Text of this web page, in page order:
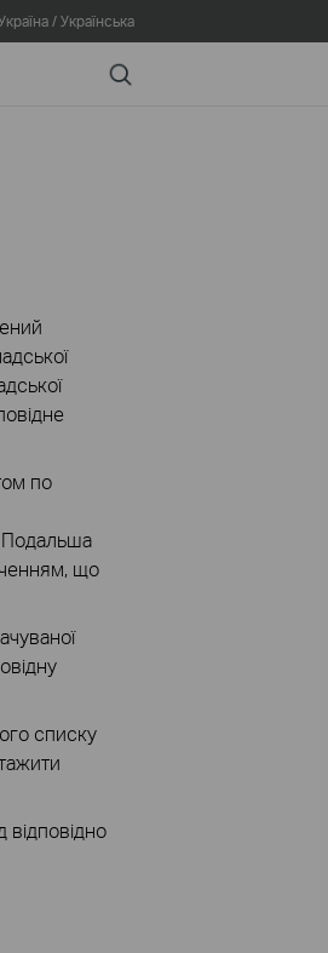
/ Українська
Search
по
Подальша
що
списку